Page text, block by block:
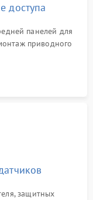
доступа
панелей для
приводного
компрессору,
защитных